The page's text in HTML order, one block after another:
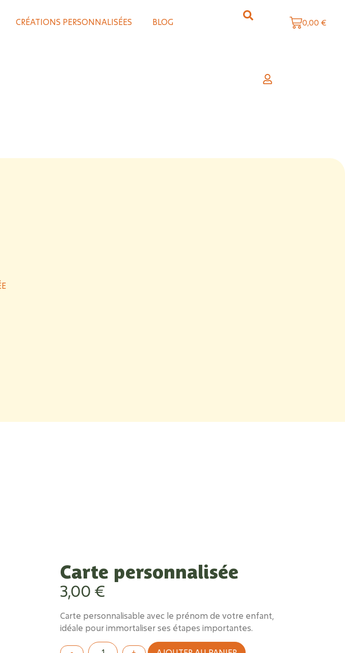
CRÉATIONS PERSONNALISÉES BLOG 0,00 €
Carte personnalisée
3,00 €
Carte personnalisable avec le prénom de votre enfant,
idéale pour immortaliser ses étapes importantes.